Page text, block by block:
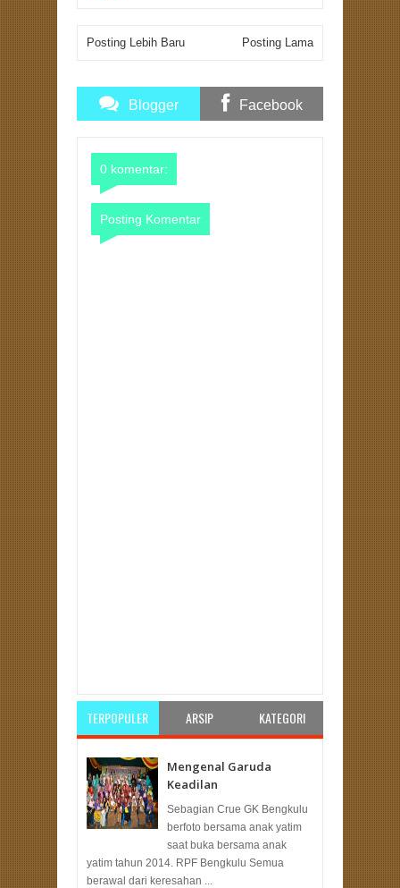
Posting Lebih Baru Posting Lama
Blogger Facebook
0 komentar:
Posting Komentar
TERPOPULER ARSIP KATEGORI
Mengenal Garuda
Keadilan
Sebagian Crue GK Bengkulu
berfoto bersama anak yatim
saat buka bersama anak
yatim tahun 2014. RPF Bengkulu Semua
berawal dari keresahan ...